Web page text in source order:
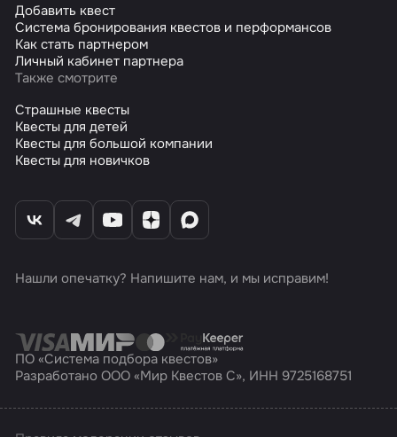
Добавить квест
Система бронирования квестов и перформансов
Как стать партнером
Личный кабинет партнера
Также смотрите
Страшные квесты
Квесты для детей
Квесты для большой компании
Квесты для новичков
Нашли опечатку? Напишите нам, и мы исправим!
ПО «Система подбора квестов»
Разработано ООО «Мир Квестов С», ИНН 9725168751